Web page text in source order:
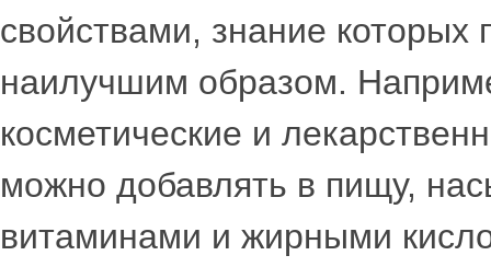
свойствами, знание которых
наилучшим образом.
косметические и
можно добавлять в пищу,
витаминами и жирными